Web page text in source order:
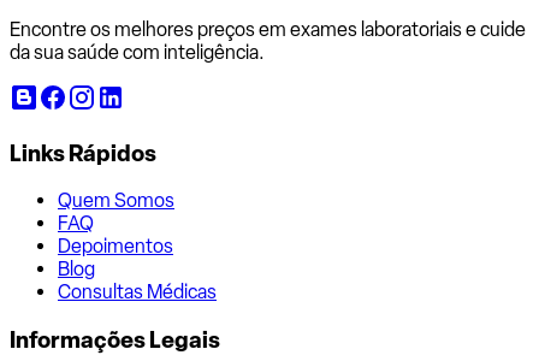
Encontre os melhores preços em exames laboratoriais e cuide
da sua saúde com inteligência.
Links Rápidos
Quem Somos
FAQ
Depoimentos
Blog
Consultas Médicas
Informações Legais